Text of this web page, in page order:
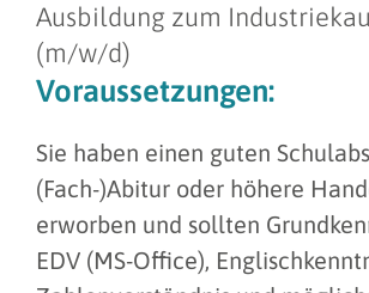
Ausbildung zum
(m/w/d)
Voraussetzungen:
Sie haben einen guten
(Fach-)Abitur oder höhere
erworben und sollten
EDV (MS-Office),